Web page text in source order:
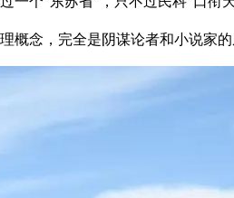
概念，完全是阴谋论者和小说家的